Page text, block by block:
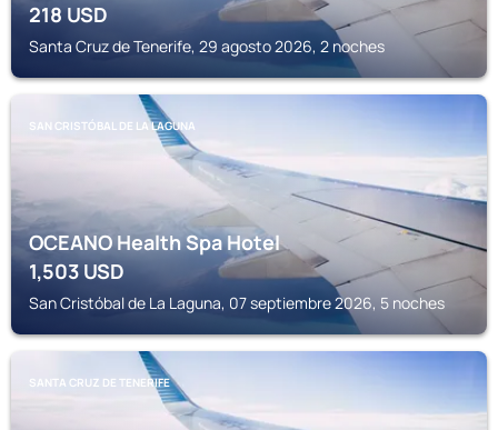
218USD
Santa Cruz de Tenerife, 29 agosto 2026, 2 noches
SAN CRISTÓBAL DE LA LAGUNA
OCEANO Health Spa Hotel
1,503USD
San Cristóbal de La Laguna, 07 septiembre 2026, 5 noches
SANTA CRUZ DE TENERIFE